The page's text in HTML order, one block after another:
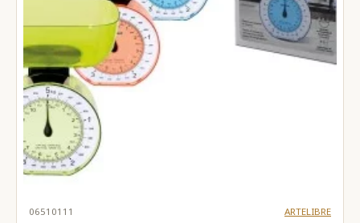
06510111 ARTELIBRE